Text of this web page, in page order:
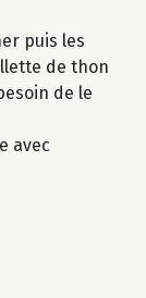
puis les
de thon
de le
avec